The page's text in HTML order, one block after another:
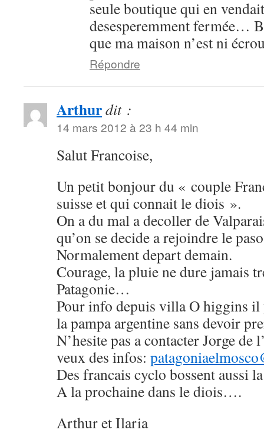
seule boutique qui en
desesperemment fermée…
que ma maison n’est ni
Répondre
Arthurdit :
14 mars 2012 à 23 h 44 min
Salut Francoise,
Un petit bonjour du « couple
suisse et qui connait le diois ».
On a du mal a decoller de
qu’on se decide a rejoindre le
Normalement depart demain.
Courage, la pluie ne dure jamais
Patagonie…
Pour info depuis villa O higgins il
la pampa argentine sans devoir
N’hesite pas a contacter Jorge de
veux des infos:
Des francais cyclo bossent aussi
A la prochaine dans le diois….
Arthur et Ilaria